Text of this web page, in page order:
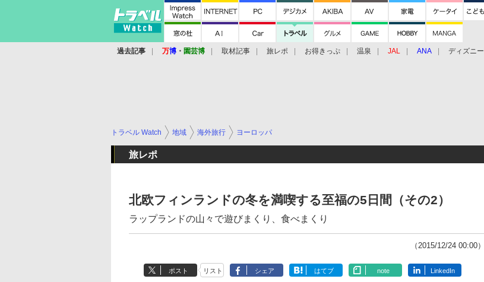
過去記事 万博 ・ 園芸博 取材記事 旅レポ お得きっぷ 温泉 JAL ANA ディズニー
トラベル Watch 地域 海外旅行 ヨーロッパ
旅レポ
北欧フィンランドの冬を満喫する至福の5日間（その2）
ラップランドの山々で遊びまくり、食べまくり
（2015/12/24 00:00）
ポスト リスト シェア はてブ note LinkedIn